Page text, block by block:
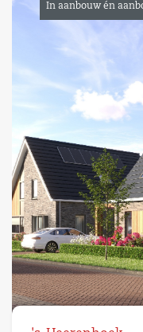
In aanbouw én